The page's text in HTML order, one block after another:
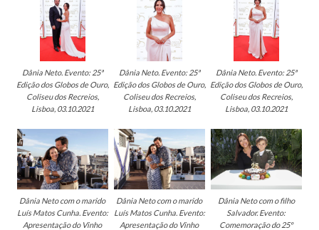
Dânia Neto. Evento: 25ª
Edição dos Globos de Ouro,
Coliseu dos Recreios,
Lisboa, 03.10.2021
Dânia Neto. Evento: 25ª
Edição dos Globos de Ouro,
Coliseu dos Recreios,
Lisboa, 03.10.2021
Dânia Neto. Evento: 25ª
Edição dos Globos de Ouro,
Coliseu dos Recreios,
Lisboa, 03.10.2021
Dânia Neto com o marido
Luís Matos Cunha. Evento:
Apresentação do Vinho
Dânia Neto com o marido
Luís Matos Cunha. Evento:
Apresentação do Vinho
Dânia Neto com o filho
Salvador. Evento:
Comemoração do 25º